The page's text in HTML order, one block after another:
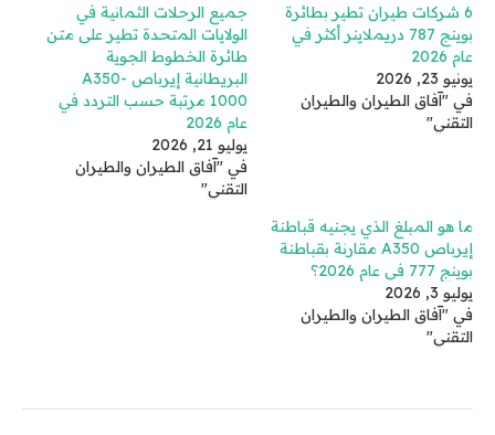
6 شركات طيران تطير بطائرة
بوينج 787 دريملاينر أكثر في
عام 2026
يونيو 23, 2026
في "آفاق الطيران والطيران
التقني"
جميع الرحلات الثمانية في
الولايات المتحدة تطير على متن
طائرة الخطوط الجوية
البريطانية إيرباص A350-
1000 مرتبة حسب التردد في
عام 2026
يوليو 21, 2026
في "آفاق الطيران والطيران
التقني"
ما هو المبلغ الذي يجنيه قباطنة
إيرباص A350 مقارنة بقباطنة
بوينج 777 في عام 2026؟
يوليو 3, 2026
في "آفاق الطيران والطيران
التقني"